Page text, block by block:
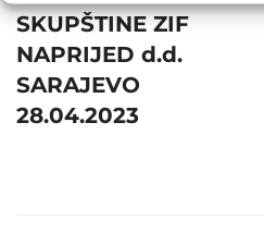
SKUPŠTINE ZIF
NAPRIJED d.d.
SARAJEVO
28.04.2023